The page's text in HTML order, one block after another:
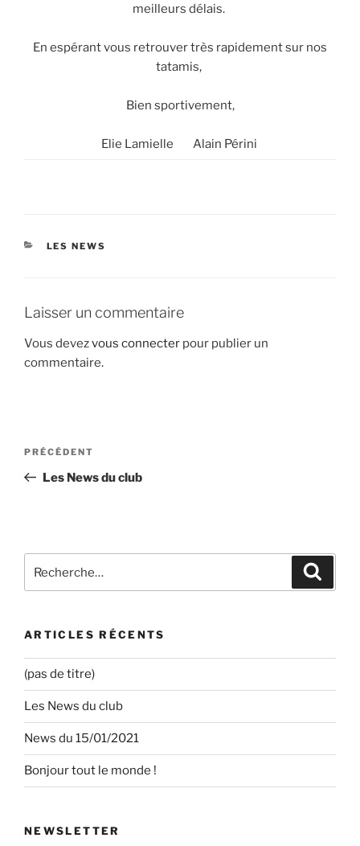
meilleurs délais.
En espérant vous retrouver très rapidement sur nos
tatamis,
Bien sportivement,
Elie Lamielle Alain Périni
CATÉGORIES
LES NEWS
Laisser un commentaire
Vous devezvous connecter pour publier un
commentaire.
Navigation
l’article
Article
précédent
PRÉCÉDENT
Les News du club
pour
ARTICLES RÉCENTS
(pas de titre)
Les News du club
News du 15/01/2021
Bonjour tout le monde !
NEWSLETTER